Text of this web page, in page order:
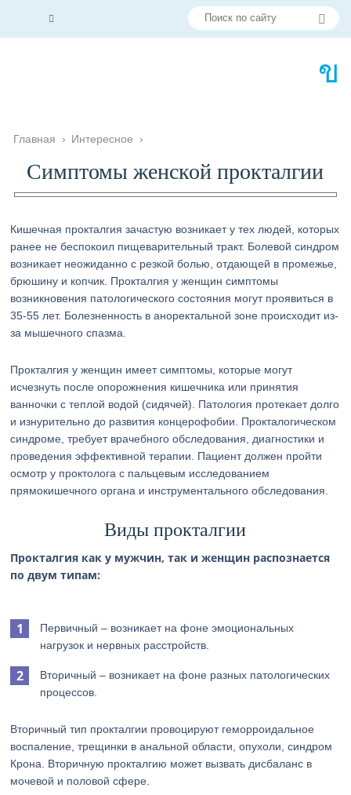
Главная › Интересное ›
Симптомы женской прокталгии
Кишечная прокталгия зачастую возникает у тех людей, которых
ранее не беспокоил пищеварительный тракт. Болевой синдром
возникает неожиданно с резкой болью, отдающей в промежье,
брюшину и копчик. Прокталгия у женщин симптомы
возникновения патологического состояния могут проявиться в
35-55 лет. Болезненность в аноректальной зоне происходит из-
за мышечного спазма.
Прокталгия у женщин имеет симптомы, которые могут
исчезнуть после опорожнения кишечника или принятия
ванночки с теплой водой (сидячей). Патология протекает долго
и изнурительно до развития концерофобии. Прокталогическом
синдроме, требует врачебного обследования, диагностики и
проведения эффективной терапии. Пациент должен пройти
осмотр у проктолога с пальцевым исследованием
прямокишечного органа и инструментального обследования.
Виды прокталгии
Прокталгия как у мужчин, так и женщин распознается
по двум типам:
Первичный – возникает на фоне эмоциональных
нагрузок и нервных расстройств.
Вторичный – возникает на фоне разных патологических
процессов.
Вторичный тип прокталгии провоцируют геморроидальное
воспаление, трещинки в анальной области, опухоли, синдром
Крона. Вторичную прокталгию может вызвать дисбаланс в
мочевой и половой сфере.